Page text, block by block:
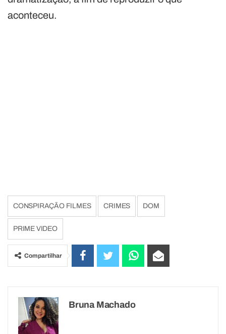
aconteceu.
CONSPIRAÇÃO FILMES CRIMES DOM
PRIME VIDEO
Compartilhar
Bruna Machado